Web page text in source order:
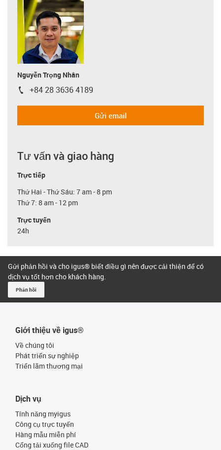
Nguyễn Trọng Nhân
igus-icon-phone
+84 28 3636 4189
Gửi email
Tư vấn và giao hàng
Trực tiếp
Thứ Hai - Thứ Sáu: 7 am - 8 pm
Thứ 7: 8 am - 12 pm
Trực tuyến
24h
Gửi phản hồi và cho igus® biết điều gì nên được cải thiện để có
dịch vụ tốt hơn cho khách hàng.
Phản hồi
Giới thiệu về igus®
Về chúng tôi
Phát triển sự nghiệp
Triển lãm thương mại
Dịch vụ
Tính năng myigus
Công cụ trực tuyến
Hàng mẫu miễn phí
Cổng tải xuống file CAD